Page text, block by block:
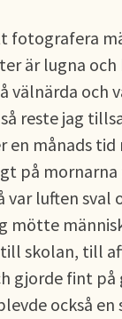
fotografera
är lugna och
välnärda och
reste jag
en månads tid
på
var luften sval
mötte
skolan, till
gjorde fint på
också